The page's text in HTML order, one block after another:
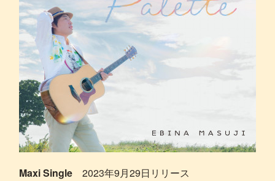
Maxi Single2023年9月29日リリース